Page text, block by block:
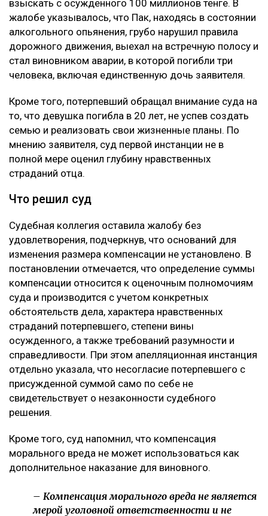
Курсы валют: сколько стоит доллар в обменниках
Казахстана 8 августа
Воздух может ухудшиться в нескольких городах
Казахстана 8 августа
Глубину страданий отца не оценили
Апелляцию подал потерпевший Шотенов Р.К. — отец
20-летней Томирис Кыдырбек, погибшей в аварии.
При этом сам приговор Александру Паку он не
оспаривал. Жалоба касалась только размера
потерпевшая сторона настаивала, что назначенные
последствий трагедии. Отец погибшей просил
взыскать с осужденного 100 миллионов тенге. В
жалобе указывалось, что Пак, находясь в состоянии
алкогольного опьянения, грубо нарушил правила
дорожного движения, выехал на встречную полосу и
стал виновником аварии, в которой погибли три
человека, включая единственную дочь заявителя.
Кроме того, потерпевший обращал внимание суда на
то, что девушка погибла в 20 лет, не успев создать
семью и реализовать свои жизненные планы. По
мнению заявителя, суд первой инстанции не в
полной мере оценил глубину нравственных
страданий отца.
Что решил суд
Судебная коллегия оставила жалобу без
изменения размера компенсации не установлено. В
постановлении отмечается, что определение суммы